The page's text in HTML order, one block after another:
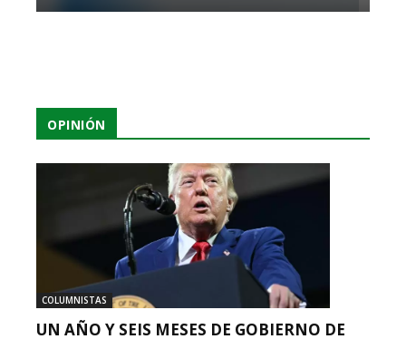
OPINIÓN
COLUMNISTAS
UN AÑO Y SEIS MESES DE GOBIERNO DE